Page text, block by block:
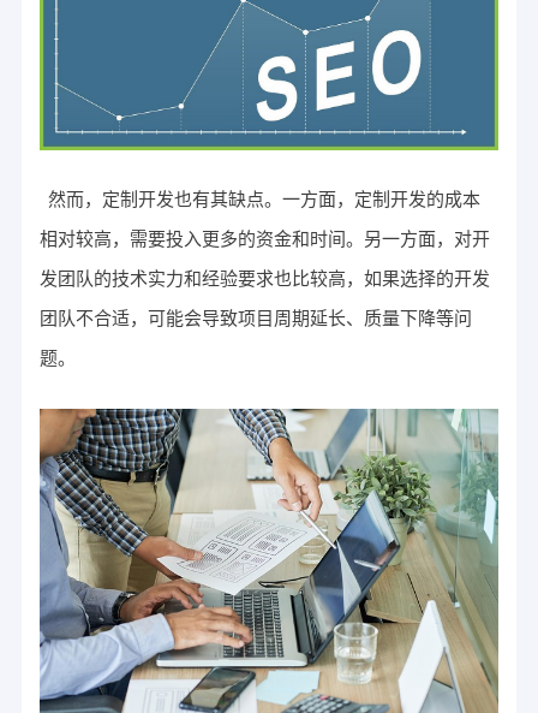
然而，定制开发也有其缺点。一方面，定制开发的成本
相对较高，需要投入更多的资金和时间。另一方面，对开
发团队的技术实力和经验要求也比较高，如果选择的开发
团队不合适，可能会导致项目周期延长、质量下降等问
题。